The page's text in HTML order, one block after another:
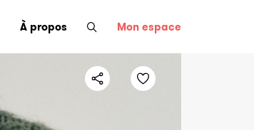
À propos Mon espace